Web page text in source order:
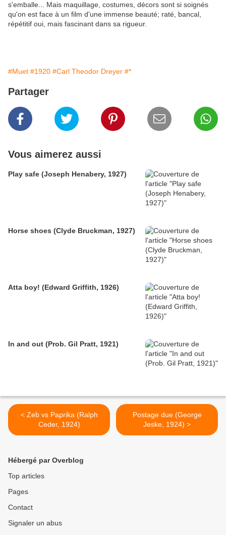
s'emballe... Mais maquillage, costumes, décors sont si soignés
qu'on est face à un film d'une immense beauté; raté, bancal,
répétitif oui, mais fascinant dans sa rigueur.
#Muet #1920 #Carl Theodor Dreyer #*
Partager
Vous aimerez aussi
Play safe (Joseph Henabery, 1927)
Horse shoes (Clyde Bruckman, 1927)
Atta boy! (Edward Griffith, 1926)
In and out (Prob. Gil Pratt, 1921)
< Zeb vs Paprika (Ralph
Ceder, 1924)
Postage due (George
Jeske, 1924) >
Hébergé par Overblog
Top articles
Pages
Contact
Signaler un abus